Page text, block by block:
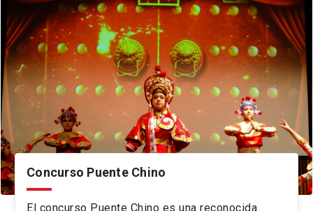
Concurso Puente Chino
El concurso Puente Chino es una reconocida